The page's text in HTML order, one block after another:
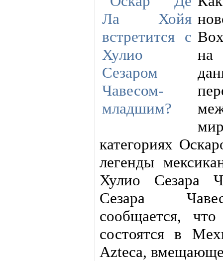
на
категориях
легенды
Хулио Сезара
Сезара
сообщается,
состоятся в
Azteca,